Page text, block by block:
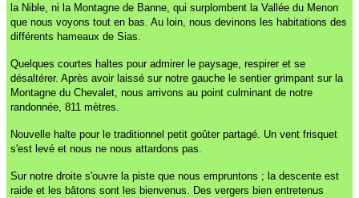
la Nible, ni la Montagne de Banne, qui surplombent la Vallée du Menon
que nous voyons tout en bas. Au loin, nous devinons les habitations des
différents hameaux de Sias.
Quelques courtes haltes pour admirer le paysage, respirer et se
désaltérer. Après avoir laissé sur notre gauche le sentier grimpant sur la
Montagne du Chevalet, nous arrivons au point culminant de notre
randonnée, 811 mètres.
Nouvelle halte pour le traditionnel petit goûter partagé. Un vent frisquet
s'est levé et nous ne nous attardons pas.
Sur notre droite s'ouvre la piste que nous empruntons ; la descente est
raide et les bâtons sont les bienvenus. Des vergers bien entretenus